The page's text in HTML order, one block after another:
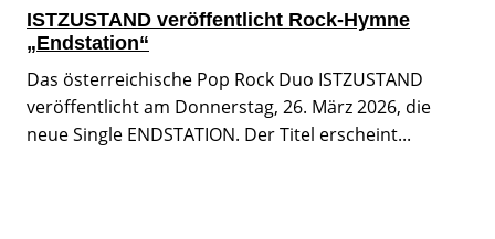
ISTZUSTAND veröffentlicht Rock-Hymne
„Endstation“
Das österreichische Pop Rock Duo ISTZUSTAND
veröffentlicht am Donnerstag, 26. März 2026, die
neue Single ENDSTATION. Der Titel erscheint...